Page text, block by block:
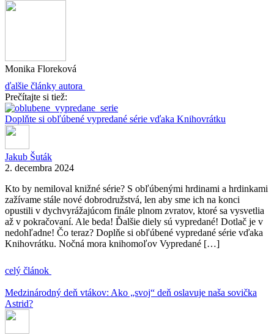
Monika Floreková
ďalšie články autora
Prečítajte si tiež:
Doplňte si obľúbené vypredané série vďaka Knihovrátku
Jakub Šuták
2. decembra 2024
Kto by nemiloval knižné série? S obľúbenými hrdinami a hrdinkami
zažívame stále nové dobrodružstvá, len aby sme ich na konci
opustili v dychvyrážajúcom finále plnom zvratov, ktoré sa vysvetlia
až v pokračovaní. Ale beda! Ďalšie diely sú vypredané! Dotlač je v
nedohľadne! Čo teraz? Doplňe si obľúbené vypredané série vďaka
Knihovrátku. Nočná mora knihomoľov Vypredané […]
celý článok
Medzinárodný deň vtákov: Ako „svoj“ deň oslavuje naša sovička
Astrid?